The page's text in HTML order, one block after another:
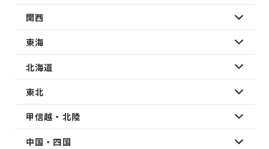
関西
東海
北海道
東北
甲信越・北陸
中国・四国